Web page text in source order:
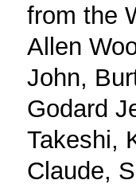
from the
Allen
John,
Godard
Takeshi,
Claude,